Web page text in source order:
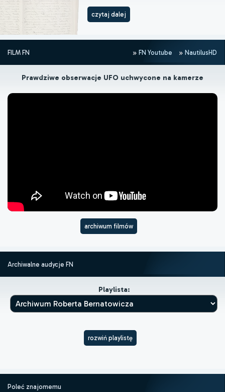
czytaj dalej
FILM FN FN Youtube NautilusHD
Prawdziwe obserwacje UFO uchwycone na kamerze
archiwum filmów
Archiwalne audycje FN
Playlista:
rozwiń playlistę
Poleć znajomemu